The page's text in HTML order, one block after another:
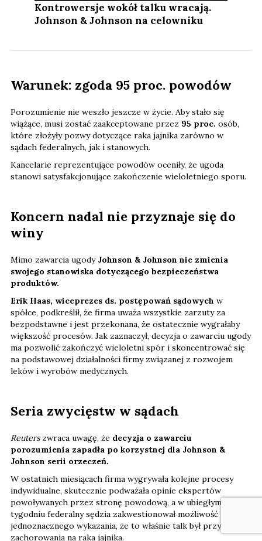
Kontrowersje wokół talku wracają.
Johnson & Johnson na celowniku
Warunek: zgoda 95 proc. powodów
Porozumienie nie weszło jeszcze w życie. Aby stało się
wiążące, musi zostać zaakceptowane przez 95 proc. osób,
które złożyły pozwy dotyczące raka jajnika zarówno w
sądach federalnych, jak i stanowych.
Kancelarie reprezentujące powodów oceniły, że ugoda
stanowi satysfakcjonujące zakończenie wieloletniego sporu.
Koncern nadal nie przyznaje się do
winy
Mimo zawarcia ugody Johnson & Johnson nie zmienia
swojego stanowiska dotyczącego bezpieczeństwa
produktów.
Erik Haas, wiceprezes ds. postępowań sądowych w
spółce, podkreślił, że firma uważa wszystkie zarzuty za
bezpodstawne i jest przekonana, że ostatecznie wygrałaby
większość procesów. Jak zaznaczył, decyzja o zawarciu ugody
ma pozwolić zakończyć wieloletni spór i skoncentrować się
na podstawowej działalności firmy związanej z rozwojem
leków i wyrobów medycznych.
Seria zwycięstw w sądach
Reuters zwraca uwagę, że decyzja o zawarciu
porozumienia zapadła po korzystnej dla Johnson &
Johnson serii orzeczeń.
W ostatnich miesiącach firma wygrywała kolejne procesy
indywidualne, skutecznie podważała opinie ekspertów
powoływanych przez stronę powodową, a w ubiegłym
tygodniu federalny sędzia zakwestionował możliwość
jednoznacznego wykazania, że to właśnie talk był przyczyną
zachorowania na raka jajnika.